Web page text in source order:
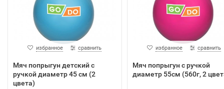
избранное сравнить
Мяч попрыгун детский с
ручкой диаметр 45 cм (2
цвета)
избранное сравнить
Мяч попрыгун с ручкой
диаметр 55cм (560г, 2